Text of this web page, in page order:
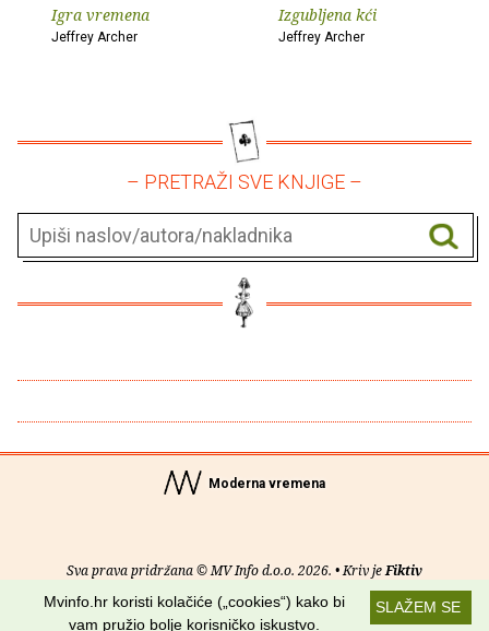
Igra vremena
Jeffrey Archer
Izgubljena kći
Jeffrey Archer
– PRETRAŽI SVE KNJIGE –
Moderna vremena
Sva prava pridržana © MV Info d.o.o. 2026. • Kriv jeFiktiv
Uvjeti korištenja RSS kanaliSLAŽEM SE
Mvinfo.hr koristi kolačiće („cookies“) kako bi
vam pružio bolje korisničko iskustvo.